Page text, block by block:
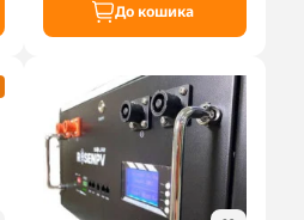
До кошика